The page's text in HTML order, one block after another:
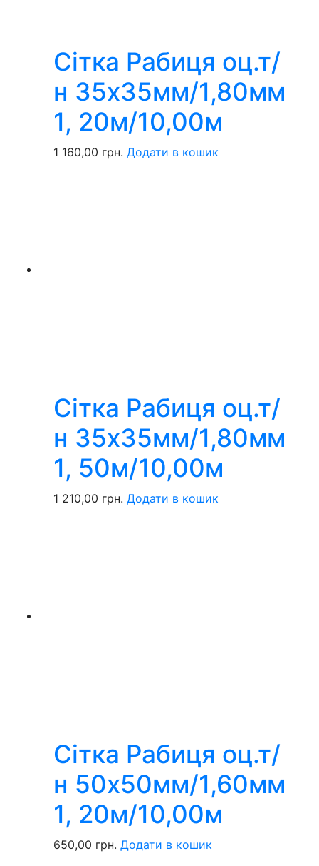
Сітка Рабиця оц.т/
н 35х35мм/1,80мм
1, 20м/10,00м
1 160,00 грн. Додати в кошик
Сітка Рабиця оц.т/
н 35х35мм/1,80мм
1, 50м/10,00м
1 210,00 грн. Додати в кошик
Сітка Рабиця оц.т/
н 50х50мм/1,60мм
1, 20м/10,00м
650,00 грн. Додати в кошик